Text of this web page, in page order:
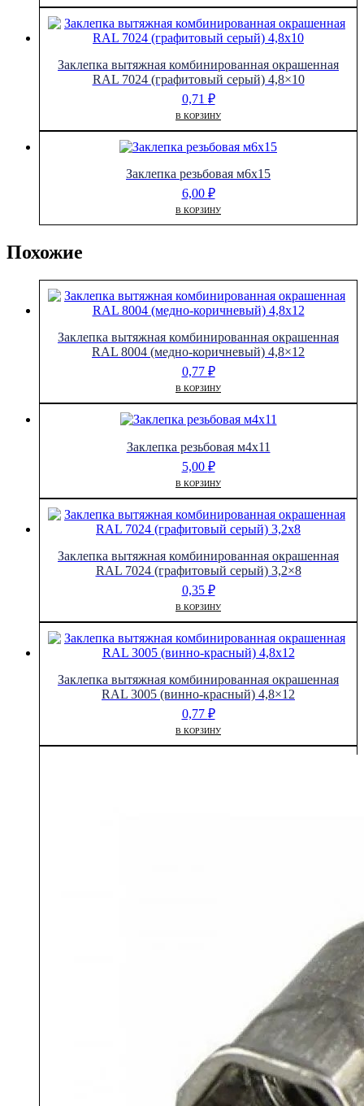
Заклепка вытяжная комбинированная окрашенная
RAL 7024 (графитовый серый) 4,8×10
0,71 ₽
В КОРЗИНУ
Заклепка резьбовая м6х15
6,00 ₽
В КОРЗИНУ
Похожие
Заклепка вытяжная комбинированная окрашенная
RAL 8004 (медно-коричневый) 4,8×12
0,77 ₽
В КОРЗИНУ
Заклепка резьбовая м4х11
5,00 ₽
В КОРЗИНУ
Заклепка вытяжная комбинированная окрашенная
RAL 7024 (графитовый серый) 3,2×8
0,35 ₽
В КОРЗИНУ
Заклепка вытяжная комбинированная окрашенная
RAL 3005 (винно-красный) 4,8×12
0,77 ₽
В КОРЗИНУ